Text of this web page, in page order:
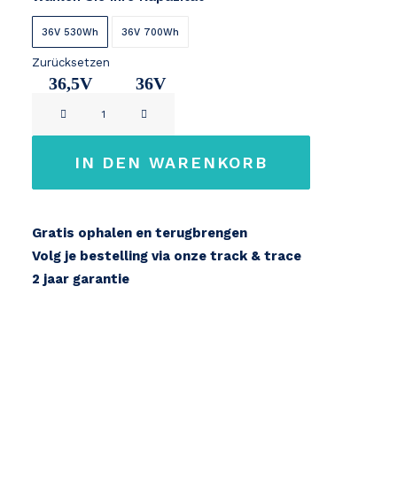
36V 530Wh
36,5V
36V 700Wh
36V
Zurücksetzen
IN DEN WARENKORB
Gratis ophalen en terugbrengen
Volg je bestelling via onze track & trace
2 jaar garantie